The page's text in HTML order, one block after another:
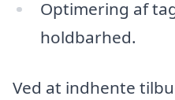
Optimering af
holdbarhed.
Ved at indhente